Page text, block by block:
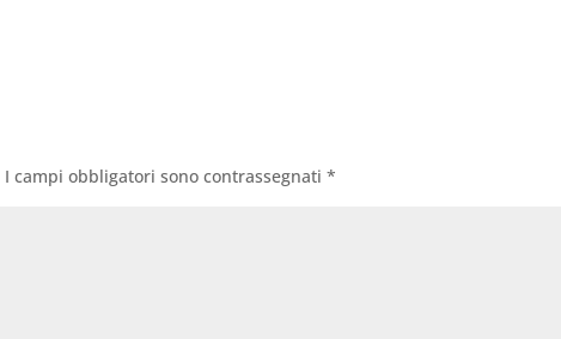
I campi obbligatori sono contrassegnati*